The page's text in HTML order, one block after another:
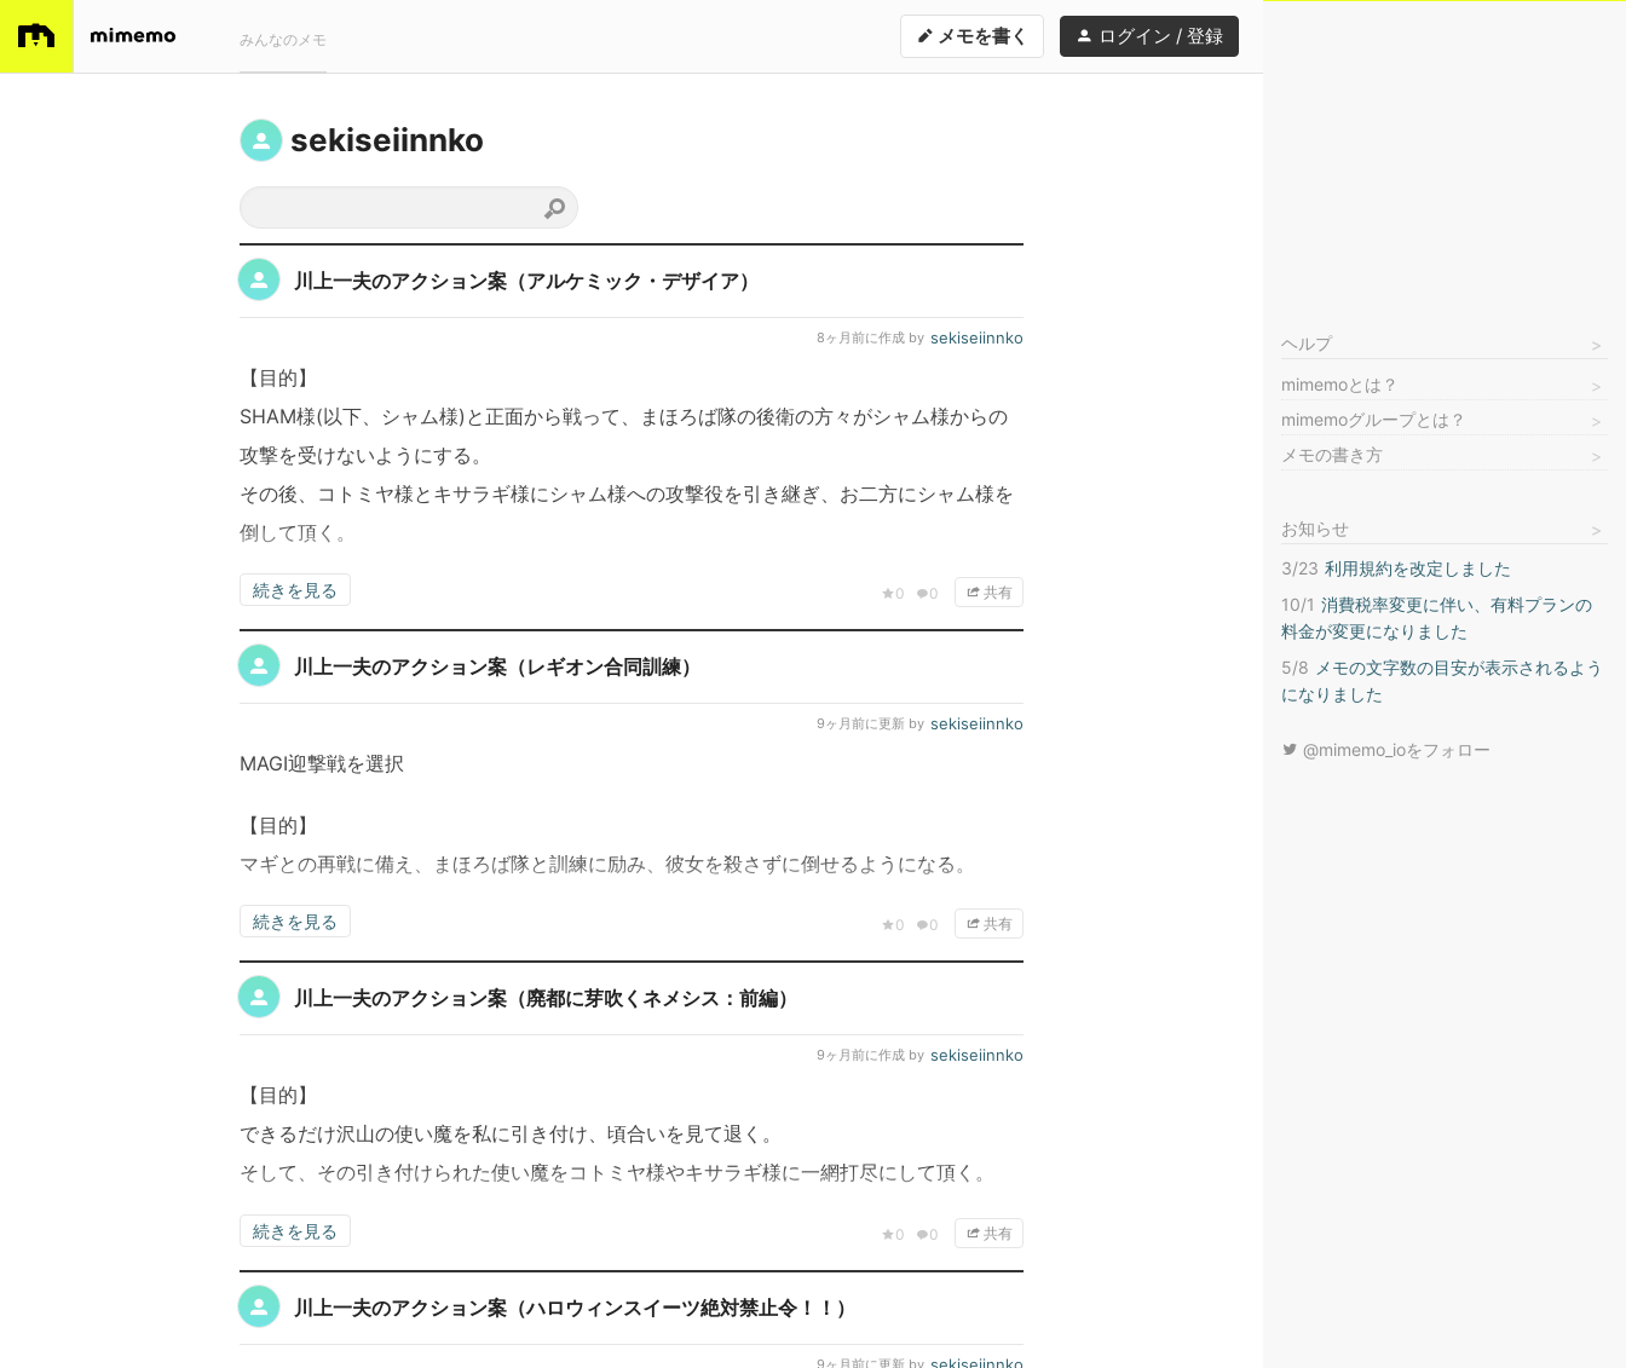
みんなのメモ メモを書く ログイン / 登録
sekiseiinnko
川上一夫のアクション案（アルケミック・デザイア）
8ヶ月前に作成 by sekiseiinnko
0 0 共有
【目的】
SHAM様(以下、シャム様)と正面から戦って、まほろば隊の後衛の方々がシャム様からの
攻撃を受けないようにする。
その後、コトミヤ様とキサラギ様にシャム様への攻撃役を引き継ぎ、お二方にシャム様を
倒して頂く。
続きを見る
川上一夫のアクション案（レギオン合同訓練）
9ヶ月前に更新 by sekiseiinnko
0 0 共有
MAGI迎撃戦を選択
【目的】
マギとの再戦に備え、まほろば隊と訓練に励み、彼女を殺さずに倒せるようになる。
続きを見る
川上一夫のアクション案（廃都に芽吹くネメシス：前編）
9ヶ月前に作成 by sekiseiinnko
0 0 共有
【目的】
できるだけ沢山の使い魔を私に引き付け、頃合いを見て退く。
そして、その引き付けられた使い魔をコトミヤ様やキサラギ様に一網打尽にして頂く。
続きを見る
川上一夫のアクション案（ハロウィンスイーツ絶対禁止令！！）
9ヶ月前に更新 by sekiseiinnko
ヘルプ
mimemoとは？
mimemoグループとは？
メモの書き方
お知らせ
3/23 利用規約を改定しました
10/1 消費税率変更に伴い、有料プランの
料金が変更になりました
5/8 メモの文字数の目安が表示されるよう
になりました
@mimemo_ioをフォロー